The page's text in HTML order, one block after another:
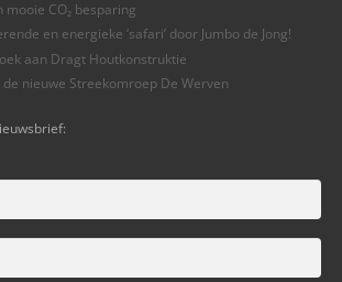
CO₂ besparing
en energieke ‘safari’ door Jumbo de Jong!
aan Dragt Houtkonstruktie
de nieuwe Streekomroep De Werven